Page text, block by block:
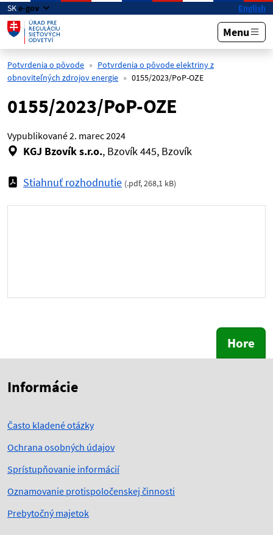
Preskočiť na hlavný obsah
SKe-gov English
Menu
Potvrdenia o pôvode
Potvrdenia o pôvode elektriny z
obnoviteľných zdrojov energie
0155/2023/PoP-OZE
0155/2023/PoP-OZE
Vypublikované2. marec 2024
KGJ Bzovík s.r.o., Bzovík 445, Bzovík
Stiahnuť rozhodnutie (.pdf,268,1 kB)
Hore
Informácie
Často kladené otázky
Ochrana osobných údajov
Sprístupňovanie informácií
Oznamovanie protispoločenskej činnosti
Prebytočný majetok